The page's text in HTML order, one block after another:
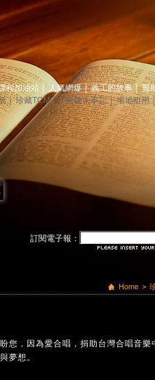
程加油站 人氣網爆│ 義工的故事 │ 贊
│ 珍藏TCMC│ 映像大事記│ 場地租用│
訂閱電子報：
Home >
您，因為愛合唱，捐助台灣合唱音樂
夢想。